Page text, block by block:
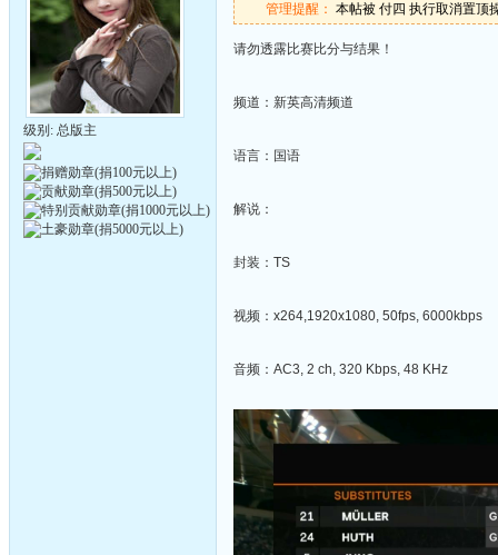
级别: 总版主
管理提醒： 本帖被 付四 执行取消置顶
请勿透露比赛比分与结果！
频道：新英高清频道
语言：国语
解说：
封装：TS
视频：x264,1920x1080, 50fps, 6000kbps
音频：AC3, 2 ch, 320 Kbps, 48 KHz